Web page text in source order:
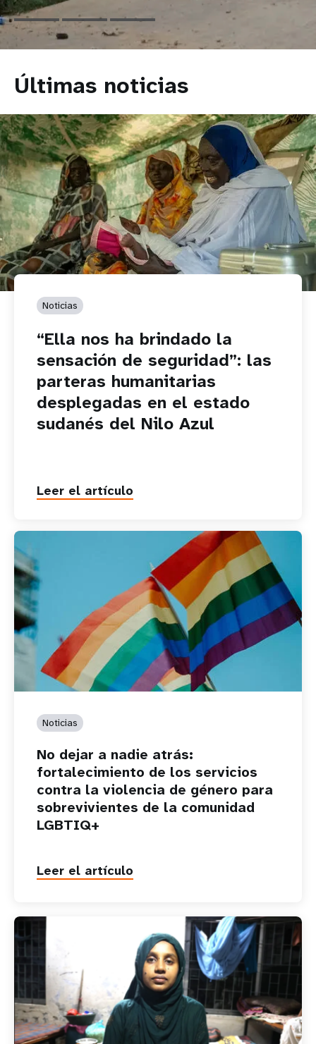
Últimas noticias
Noticias
“Ella nos ha brindado la
sensación de seguridad”: las
parteras humanitarias
desplegadas en el estado
sudanés del Nilo Azul
Leer el artículo
Noticias
No dejar a nadie atrás:
fortalecimiento de los servicios
contra la violencia de género para
sobrevivientes de la comunidad
LGBTIQ+
Leer el artículo